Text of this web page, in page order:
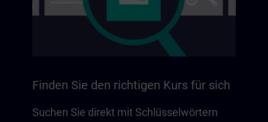
Finden Sie den richtigen Kurs für sich
Suchen Sie direkt mit Schlüsselwörtern